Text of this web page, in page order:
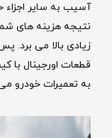
آسیب به سایر
نتیجه هزینه های
زیادی بالا می برد.
قطعات اورجینال با
به تعمیرات خودرو